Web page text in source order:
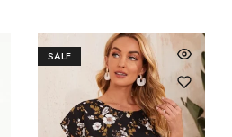
SALE